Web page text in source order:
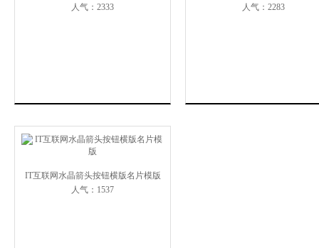
人气：2333
人气：2283
IT互联网水晶箭头按钮横版名片模版
人气：1537